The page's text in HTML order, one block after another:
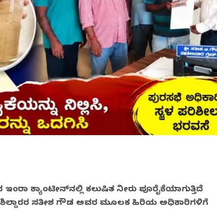
ಕ್ಯಾಂಟೀನ್‌ನಲ್ಲಿ ಕಲುಷಿತ ನೀರು ಪೂರೈಕೆಯಾಗುತ್ತಿದೆ
ಸತೀಶ ಗೌಡ ಅವರ ಮೂಲಕ ಹಿರಿಯ ಅಧಿಕಾರಿಗಳಿಗೆ